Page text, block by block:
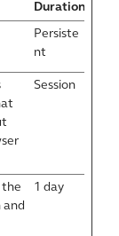
Duration
Persiste
nt
Session
the
and
1 day